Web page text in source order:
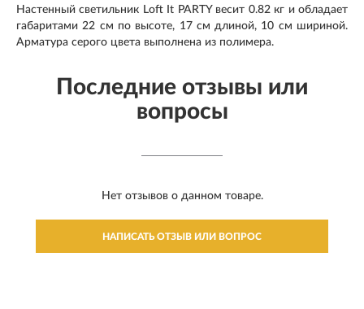
Настенный светильник Loft It PARTY весит 0.82 кг и обладает
габаритами 22 см по высоте, 17 см длиной, 10 см шириной.
Арматура серого цвета выполнена из полимера.
Последние отзывы или
вопросы
Нет отзывов о данном товаре.
НАПИСАТЬ ОТЗЫВ ИЛИ ВОПРОС